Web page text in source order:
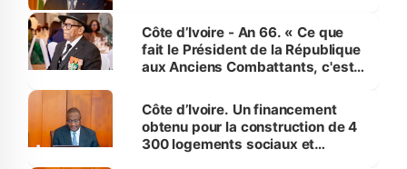
Côte d’Ivoire - An 66. « Ce que
fait le Président de la République
aux Anciens Combattants, c'est
Côte d’Ivoire. Un financement
obtenu pour la construction de 4
300 logements sociaux et